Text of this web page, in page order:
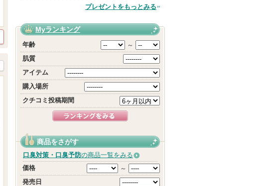
プレゼントをもっとみる
Myランキング
年齢
～
肌質
アイテム
購入場所
クチコミ投稿期間
商品をさがす
口臭対策・口臭予防の商品一覧をみる
価格
～
発売日